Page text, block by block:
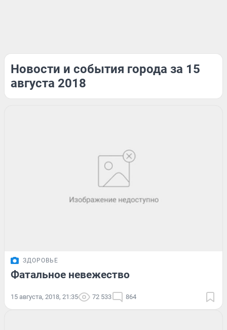
Новости и события города за 15
августа 2018
ЗДОРОВЬЕ
Фатальное невежество
15 августа, 2018, 21:35 72 533 864